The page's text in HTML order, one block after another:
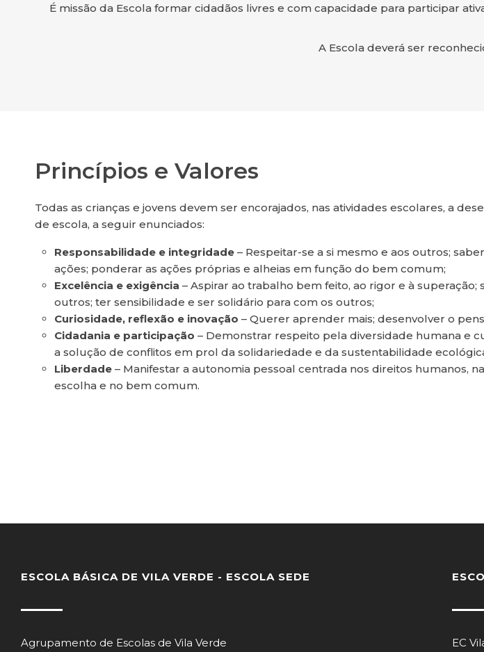
É missão da Escola formar cidadãos livres e com capacidade para participar
A Escola deverá ser
Princípios e Valores
Todas as crianças e jovens devem ser encorajados, nas atividades escolares, a
de escola, a seguir enunciados:
Responsabilidade e integridade – Respeitar-se a si mesmo e aos outros;
ações; ponderar as ações próprias e alheias em função do bem comum;
Excelência e exigência – Aspirar ao trabalho bem feito, ao rigor e à
outros; ter sensibilidade e ser solidário para com os outros;
Curiosidade, reflexão e inovação – Querer aprender mais; desenvolver o
Cidadania e participação – Demonstrar respeito pela diversidade humana e
a solução de conflitos em prol da solidariedade e da sustentabilidade
Liberdade – Manifestar a autonomia pessoal centrada nos direitos humanos,
escolha e no bem comum.
ESCOLA BÁSICA DE VILA VERDE - ESCOLA SEDE
Agrupamento de Escolas de Vila Verde
EC